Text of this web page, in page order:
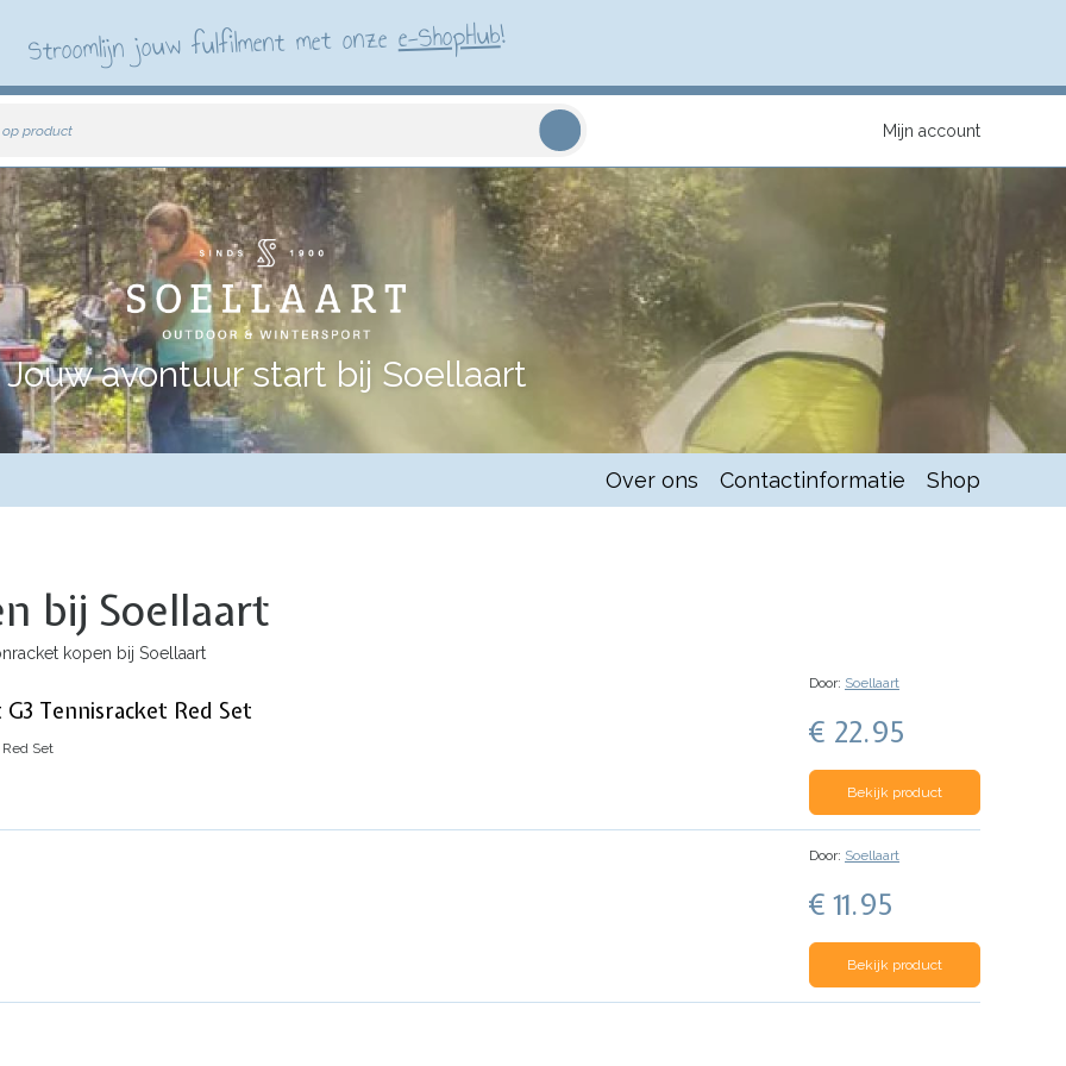
Stroomlijn jouw fulfilment met onzee-ShopHub!
op product Mijn account
Jouw avontuur start bij Soellaart
Over ons Contactinformatie Shop
bij Soellaart
kopen bij Soellaart
Tennisracket Red Set
Set
Door: Soellaart
€ 22.95
Bekijk product
Door: Soellaart
€ 11.95
Bekijk product